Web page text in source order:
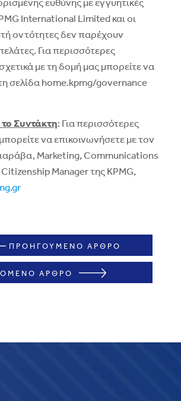
ευθύνης με εγγυητικές
International Limited και οι
οντότητες δεν παρέχουν
Για περισσότερες
με τη δομή μας μπορείτε να
σελίδα home.kpmg/governance
Συντάκτη: Για περισσότερες
να επικοινωνήσετε με τον
Marketing, Communications
Manager της KPMG,
ΠΡΟΗΓΟΥΜΕΝΟ ΑΡΘΡΟ
ΑΡΘΡΟ